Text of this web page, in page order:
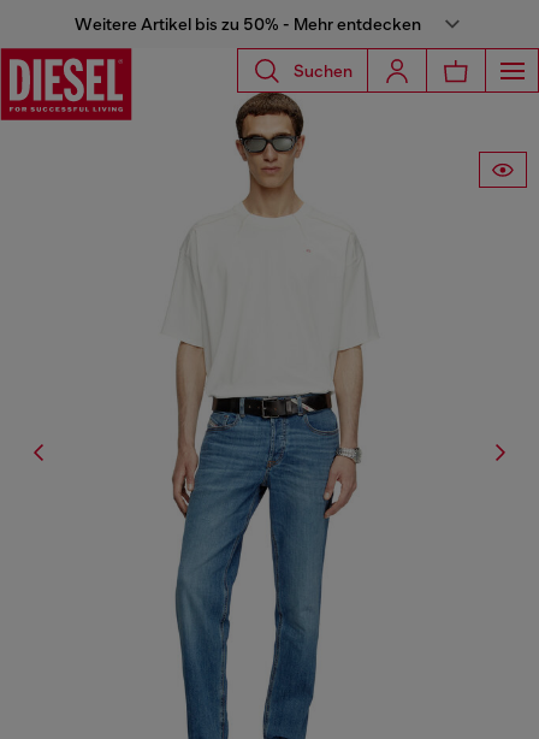
Weitere Artikel bis zu 50% - Mehr entdecken
Suchen